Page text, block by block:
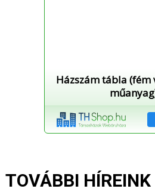
Házszám tábla (fém
TOVÁBBI HÍREINK